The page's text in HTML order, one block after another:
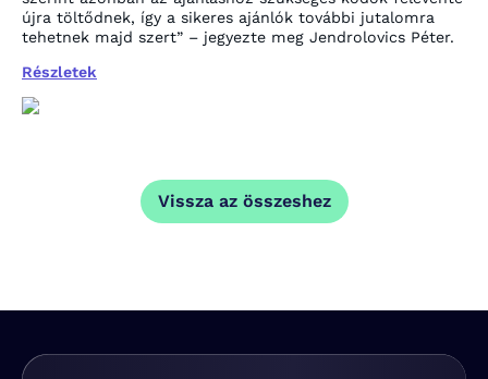
újra töltődnek, így a sikeres ajánlók további jutalomra
tehetnek majd szert” – jegyezte meg Jendrolovics Péter.
Részletek
Vissza az összeshez